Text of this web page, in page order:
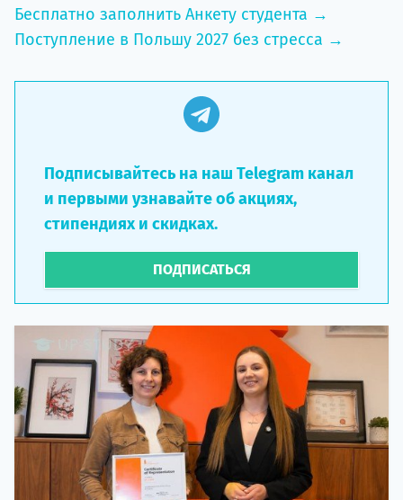
Бесплатно заполнить Анкету студента →
Поступление в Польшу 2027 без стресса →
Подписывайтесь на наш Telegram канал
и первыми узнавайте об акциях,
стипендиях и скидках.
ПОДПИСАТЬСЯ